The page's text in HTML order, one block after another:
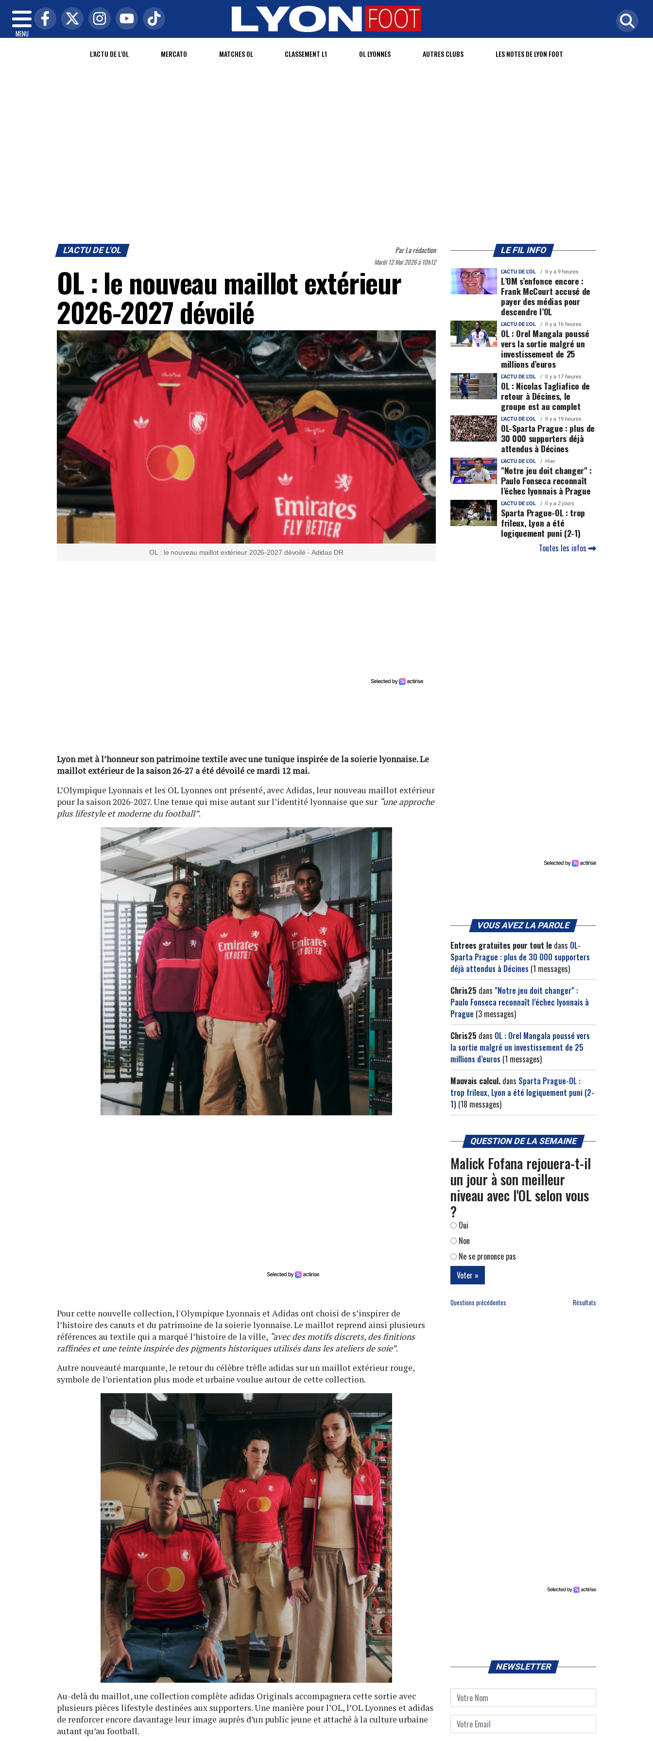
MENU
L'ACTU DE L'OL MERCATO MATCHES OL CLASSEMENT L1 OL LYONNES AUTRES CLUBS LES NOTES DE LYON FOOT
L'ACTU DE L'OL ParLa rédaction
Mardi 12 Mai 2026 à 10h12
OL : le nouveau maillot extérieur
2026-2027 dévoilé
OL : le nouveau maillot extérieur 2026-2027 dévoilé - Adidas DR
Lyon met à l’honneur son patrimoine textile avec une tunique inspirée de la soierie lyonnaise. Le
maillot extérieur de la saison 26-27 a été dévoilé ce mardi 12 mai.
L’Olympique Lyonnais et les OL Lyonnes ont présenté, avec Adidas, leur nouveau maillot extérieur
pour la saison 2026-2027. Une tenue qui mise autant sur l’identité lyonnaise que sur “une approche
plus lifestyle et moderne du football”.
Pour cette nouvelle collection, l'Olympique Lyonnais et Adidas ont choisi de s’inspirer de
l’histoire des canuts et du patrimoine de la soierie lyonnaise. Le maillot reprend ainsi plusieurs
références au textile qui a marqué l’histoire de la ville, “avec des motifs discrets, des finitions
raffinées et une teinte inspirée des pigments historiques utilisés dans les ateliers de soie”.
Autre nouveauté marquante, le retour du célèbre trèfle adidas sur un maillot extérieur rouge,
symbole de l’orientation plus mode et urbaine voulue autour de cette collection.
Au-delà du maillot, une collection complète adidas Originals accompagnera cette sortie avec
plusieurs pièces lifestyle destinées aux supporters. Une manière pour l’OL, l’OL Lyonnes et adidas
de renforcer encore davantage leur image auprès d’un public jeune et attaché à la culture urbaine
autant qu’au football.
LE FIL INFO
L'ACTU DE L'OL Il y a 9 heures
L’OM s’enfonce encore :
Frank McCourt accusé de
payer des médias pour
descendre l’OL
L'ACTU DE L'OL Il y a 16 heures
OL : Orel Mangala poussé
vers la sortie malgré un
investissement de 25
millions d’euros
L'ACTU DE L'OL Il y a 17 heures
OL : Nicolas Tagliafico de
retour à Décines, le
groupe est au complet
L'ACTU DE L'OL Il y a 19 heures
OL-Sparta Prague : plus de
30 000 supporters déjà
attendus à Décines
L'ACTU DE L'OL Hier
"Notre jeu doit changer" :
Paulo Fonseca reconnaît
l’échec lyonnais à Prague
L'ACTU DE L'OL Il y a 2 jours
Sparta Prague-OL : trop
frileux, Lyon a été
logiquement puni (2-1)
Toutes les infos
VOUS AVEZ LA PAROLE
Entrees gratuites pour tout le dans OL-
Sparta Prague : plus de 30 000 supporters
déjà attendus à Décines (1 messages)
Chris25 dans "Notre jeu doit changer" :
Paulo Fonseca reconnaît l’échec lyonnais à
Prague (3 messages)
Chris25 dans OL : Orel Mangala poussé vers
la sortie malgré un investissement de 25
millions d’euros (1 messages)
Mauvais calcul. dans Sparta Prague-OL :
trop frileux, Lyon a été logiquement puni (2-
1) (18 messages)
QUESTION DE LA SEMAINE
Malick Fofana rejouera-t-il
un jour à son meilleur
niveau avec l'OL selon vous
?
Oui
Non
Ne se prononce pas
Questions précédentes Résultats
NEWSLETTER